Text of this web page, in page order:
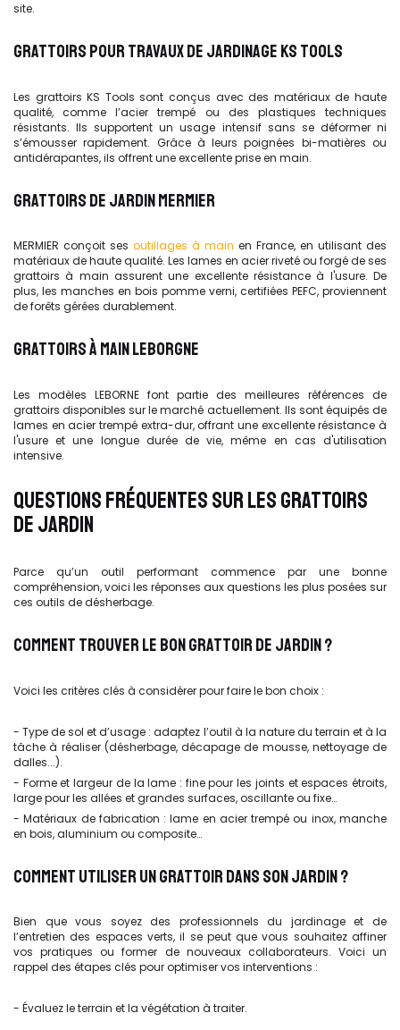
site.
GRATTOIRS POUR TRAVAUX DE JARDINAGE KS TOOLS
Les grattoirs KS Tools sont conçus avec des matériaux de haute
qualité, comme l’acier trempé ou des plastiques techniques
résistants. Ils supportent un usage intensif sans se déformer ni
s’émousser rapidement. Grâce à leurs poignées bi-matières ou
antidérapantes, ils offrent une excellente prise en main.
GRATTOIRS DE JARDIN MERMIER
MERMIER conçoit ses outillages à main en France, en utilisant des
matériaux de haute qualité. Les lames en acier riveté ou forgé de ses
grattoirs à main assurent une excellente résistance à l'usure. De
plus, les manches en bois pomme verni, certifiées PEFC, proviennent
de forêts gérées durablement.
GRATTOIRS À MAIN LEBORGNE
Les modèles LEBORNE font partie des meilleures références de
grattoirs disponibles sur le marché actuellement. Ils sont équipés de
lames en acier trempé extra-dur, offrant une excellente résistance à
l'usure et une longue durée de vie, même en cas d'utilisation
intensive.
QUESTIONS FRÉQUENTES SUR LES GRATTOIRS
DE JARDIN
Parce qu’un outil performant commence par une bonne
compréhension, voici les réponses aux questions les plus posées sur
ces outils de désherbage.
COMMENT TROUVER LE BON GRATTOIR DE JARDIN ?
Voici les critères clés à considérer pour faire le bon choix :
- Type de sol et d’usage : adaptez l’outil à la nature du terrain et à la
tâche à réaliser (désherbage, décapage de mousse, nettoyage de
dalles...).
- Forme et largeur de la lame : fine pour les joints et espaces étroits,
large pour les allées et grandes surfaces, oscillante ou fixe…
- Matériaux de fabrication : lame en acier trempé ou inox, manche
en bois, aluminium ou composite…
COMMENT UTILISER UN GRATTOIR DANS SON JARDIN ?
Bien que vous soyez des professionnels du jardinage et de
l’entretien des espaces verts, il se peut que vous souhaitez affiner
vos pratiques ou former de nouveaux collaborateurs. Voici un
rappel des étapes clés pour optimiser vos interventions :
- Évaluez le terrain et la végétation à traiter.